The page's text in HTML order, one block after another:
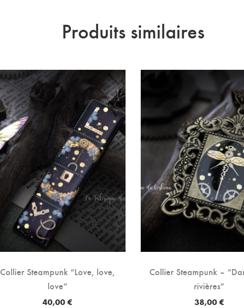
Produits similaires
Collier Steampunk “Love, love,
love”
40,00€
Collier Steampunk –
rivières”
38,00€